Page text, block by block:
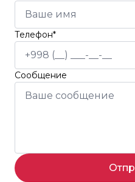
Телефон*
Сообщение